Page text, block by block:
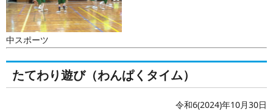
中スポーツ
たてわり遊び（わんぱくタイム）
令和6(2024)年10月30日